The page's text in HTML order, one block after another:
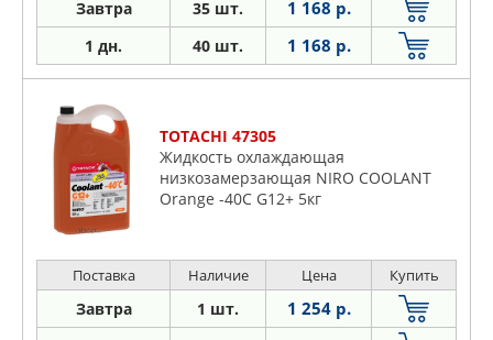
Завтра 35 шт. 1 168 р.
1 дн. 40 шт. 1 168 р.
TOTACHI 47305
Жидкость охлаждающая
низкозамерзающая NIRO COOLANT
Orange -40C G12+ 5кг
Поставка Наличие Цена Купить
Завтра 1 шт. 1 254 р.